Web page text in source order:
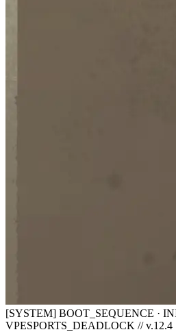
[SYSTEM] BOOT_SEQUENCE ·
VPESPORTS_DEADLOCK // v.12.4